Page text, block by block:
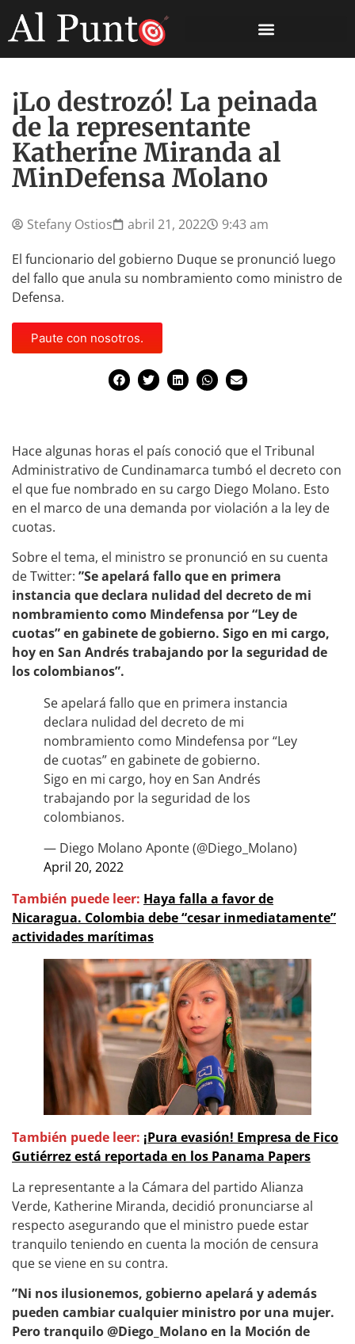
¡Lo destrozó! La peinada
de la representante
Katherine Miranda al
MinDefensa Molano
Stefany Ostios abril 21, 2022
9:43 am
El funcionario del gobierno Duque se pronunció luego
del fallo que anula su nombramiento como ministro de
Defensa.
Paute con nosotros.
Hace algunas horas el país conoció que el Tribunal
Administrativo de Cundinamarca tumbó el decreto con
el que fue nombrado en su cargo Diego Molano. Esto
en el marco de una demanda por violación a la ley de
cuotas.
Sobre el tema, el ministro se pronunció en su cuenta
de Twitter: ”Se apelará fallo que en primera
instancia que declara nulidad del decreto de mi
nombramiento como Mindefensa por “Ley de
cuotas” en gabinete de gobierno. Sigo en mi cargo,
hoy en San Andrés trabajando por la seguridad de
los colombianos”.
Se apelará fallo que en primera instancia
declara nulidad del decreto de mi
nombramiento como Mindefensa por “Ley
de cuotas” en gabinete de gobierno.
Sigo en mi cargo, hoy en San Andrés
trabajando por la seguridad de los
colombianos.
— Diego Molano Aponte (@Diego_Molano)
April 20, 2022
También puede leer: Haya falla a favor de
Nicaragua. Colombia debe “cesar inmediatamente”
actividades marítimas
También puede leer: ¡Pura evasión! Empresa de Fico
Gutiérrez está reportada en los Panama Papers
La representante a la Cámara del partido Alianza
Verde, Katherine Miranda, decidió pronunciarse al
respecto asegurando que el ministro puede estar
tranquilo teniendo en cuenta la moción de censura
que se viene en su contra.
”Ni nos ilusionemos, gobierno apelará y además
pueden cambiar cualquier ministro por una mujer.
Pero tranquilo @Diego_Molano en la Moción de